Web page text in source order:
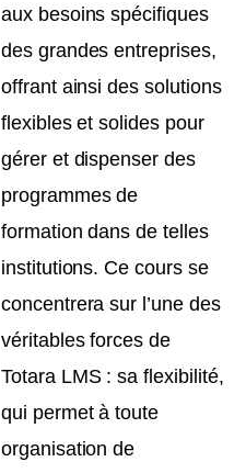
aux besoins spécifiques
des grandes entreprises,
offrant ainsi des solutions
flexibles et solides pour
gérer et dispenser des
programmes de
formation dans de telles
institutions. Ce cours se
concentrera sur l’une des
véritables forces de
Totara LMS : sa flexibilité,
qui permet à toute
organisation de